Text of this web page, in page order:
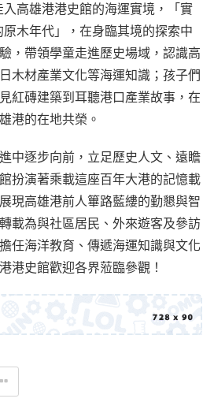
高雄港港史館的海運實境，「實
木年代」，在身臨其境的探索中
，帶領學童走進歷史場域，認識高
木材產業文化等海運知識；孩子們
紅磚建築到耳聽港口產業故事，在
港的在地共榮。
中逐步向前，立足歷史人文、遠瞻
扮演著乘載這座百年大港的記憶載
現高雄港前人篳路藍縷的勤懇與智
載為與社區居民、外來遊客及參訪
任海洋教育、傳遞海運知識與文化
港史館歡迎各界蒞臨參觀！